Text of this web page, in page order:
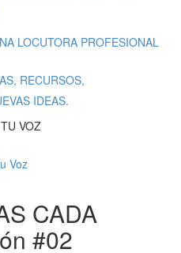
LOCUTORA PROFESIONAL
RECURSOS,
IDEAS.
VOZ
Voz
CADA
#02